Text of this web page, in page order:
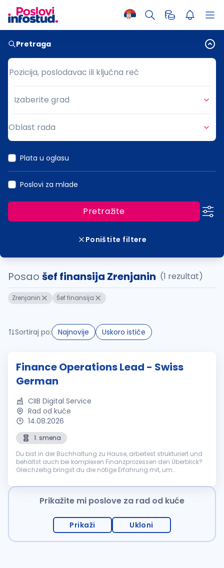
Pretraga
Pozicija, poslodavac ili ključna reč
Pozicija, poslodavac ili ključna reč
Grad
Izaberite grad
Oblast rada
Plata u oglasu
Poslovi za mlade
Pretražite
Poništite filtere
Posao šef finansija Zrenjanin (1 rezultat)
Zrenjanin Šef finansija
Sortiraj po: Najnovije Uskoro ističe
Finance Operations Lead - Swiss
German
CIIB Digital Service
Rad od kuće
14.08.2026
1. smena
Du bist in der Buchhaltung zu Hause, arbeitest strukturiert und
behältst auch bei komplexen Finanzprozessen den Überblick?
Gleichzeitig bringst du die nötige Erfahrung mit, um
kleines Team ...
Prikažite mi poslove za rad od kuće
Prikaži Ukloni